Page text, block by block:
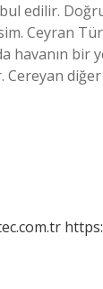
edilir.
Ceyran
havanın
Cereyan